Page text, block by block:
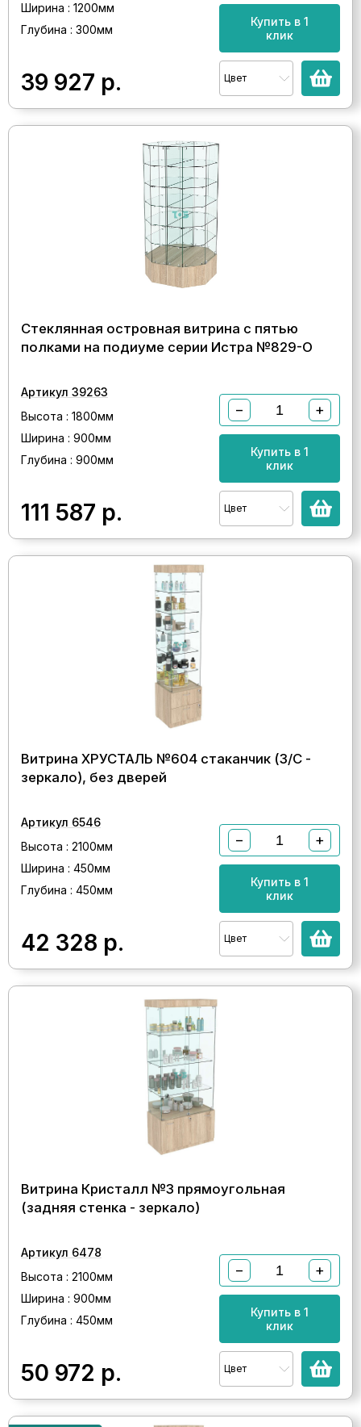
Ширина : 1200мм
Глубина : 300мм
39 927 р.
Купить в 1
клик
Цвет
Стеклянная островная витрина с пятью
полками на подиуме серии Истра №829-О
Артикул 39263
Высота : 1800мм
Ширина : 900мм
Глубина : 900мм
111 587 р.
− +
Купить в 1
клик
Цвет
Витрина ХРУСТАЛЬ №604 стаканчик (З/C -
зеркало), без дверей
Артикул 6546
Высота : 2100мм
Ширина : 450мм
Глубина : 450мм
42 328 р.
− +
Купить в 1
клик
Цвет
Витрина Кристалл №3 прямоугольная
(задняя стенка - зеркало)
Артикул 6478
Высота : 2100мм
Ширина : 900мм
Глубина : 450мм
50 972 р.
− +
Купить в 1
клик
Цвет